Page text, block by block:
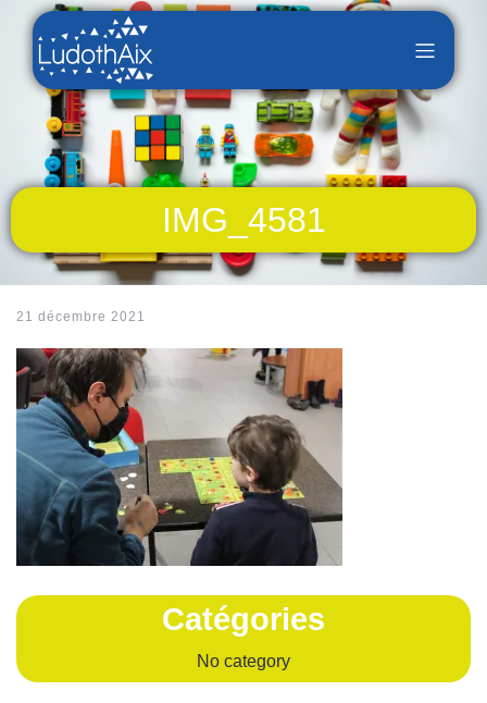
IMG_4581
21 décembre 2021
Catégories
No category